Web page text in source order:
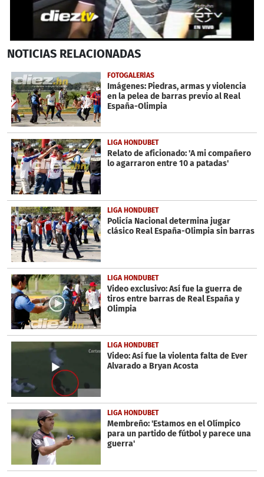
seconds
5
minutes,
35
seconds
NOTICIAS RELACIONADAS
FOTOGALERÍAS
Imágenes: Piedras, armas y violencia
en la pelea de barras previo al Real
España-Olimpia
LIGA HONDUBET
Relato de aficionado: 'A mi compañero
lo agarraron entre 10 a patadas'
LIGA HONDUBET
Policía Nacional determina jugar
clásico Real España-Olimpia sin barras
LIGA HONDUBET
Video exclusivo: Así fue la guerra de
tiros entre barras de Real España y
Olimpia
LIGA HONDUBET
Video: Así fue la violenta falta de Ever
Alvarado a Bryan Acosta
LIGA HONDUBET
Membreño: 'Estamos en el Olímpico
para un partido de fútbol y parece una
guerra'